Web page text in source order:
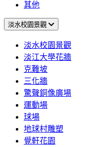
其他
淡水校園景觀
淡水校園景觀
淡江大學花牆
克難坡
三化牆
驚聲銅像廣場
運動場
球場
地球村雕塑
覺軒花園